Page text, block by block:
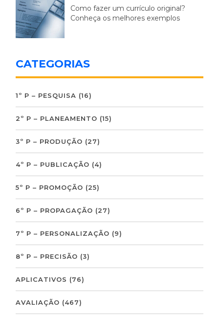
Como fazer um currículo original?
Conheça os melhores exemplos
CATEGORIAS
1º P – PESQUISA (16)
2º P – PLANEAMENTO (15)
3º P – PRODUÇÃO (27)
4º P – PUBLICAÇÃO (4)
5º P – PROMOÇÃO (25)
6º P – PROPAGAÇÃO (27)
7º P – PERSONALIZAÇÃO (9)
8º P – PRECISÃO (3)
APLICATIVOS (76)
AVALIAÇÃO (467)